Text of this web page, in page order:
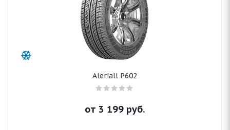
Aleriall P602
от 3 199руб.